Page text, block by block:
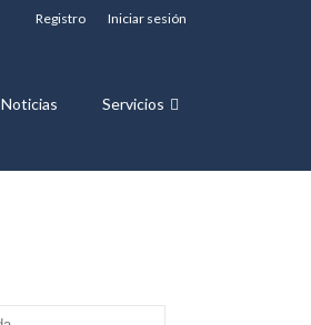
Registro Iniciar sesión
Noticias Servicios